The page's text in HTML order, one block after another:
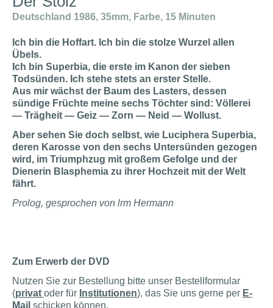
Deutschland 1986, 35mm, Farbe, 15 Minuten
Ich bin die Hoffart. Ich bin die stolze Wurzel allen
Übels.
Ich bin Superbia, die erste im Kanon der sieben
Todsünden. Ich stehe stets an erster Stelle.
Aus mir wächst der Baum des Lasters, dessen
sündige Früchte meine sechs Töchter sind: Völlerei
— Trägheit — Geiz — Zorn — Neid — Wollust.
Aber sehen Sie doch selbst, wie Luciphera Superbia,
deren Karosse von den sechs Untersünden gezogen
wird, im Triumphzug mit großem Gefolge und der
Dienerin Blasphemia zu ihrer Hochzeit mit der Welt
fährt.
Prolog, gesprochen von lrm Hermann
Zum Erwerb der DVD
Nutzen Sie zur Bestellung bitte unser Bestellformular
(privat oder für Institutionen), das Sie uns gerne per E-
Mail schicken können.